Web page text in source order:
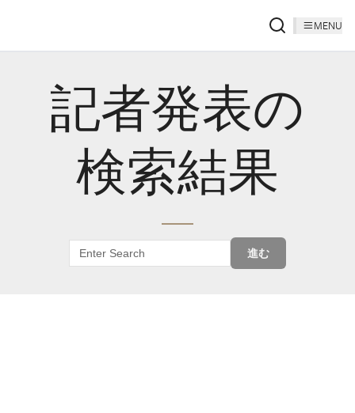
MENU
記者発表の
検索結果
進む